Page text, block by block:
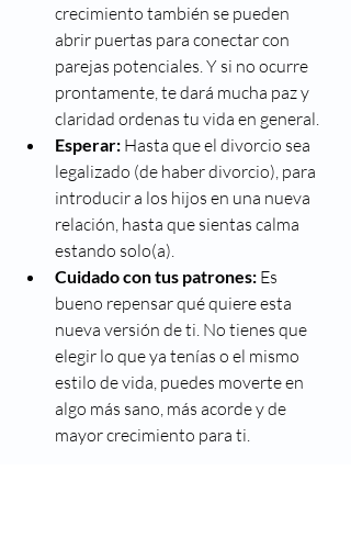
crecimiento también se pueden
abrir puertas para conectar con
parejas potenciales. Y si no ocurre
prontamente, te dará mucha paz y
claridad ordenas tu vida en general.
Esperar: Hasta que el divorcio sea
legalizado (de haber divorcio), para
introducir a los hijos en una nueva
relación, hasta que sientas calma
estando solo(a).
Cuidado con tus patrones: Es
bueno repensar qué quiere esta
nueva versión de ti. No tienes que
elegir lo que ya tenías o el mismo
estilo de vida, puedes moverte en
algo más sano, más acorde y de
mayor crecimiento para ti.